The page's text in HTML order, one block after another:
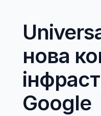
нова
Google